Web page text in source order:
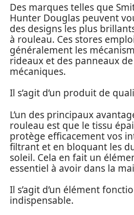
Des marques telles que
Hunter Douglas peuvent
des designs les plus
à rouleau. Ces stores
généralement les
rideaux et des panneaux
mécaniques.
Il s’agit d’un produit de
L’un des principaux
rouleau est que le tissu
protège efficacement vos
filtrant et en bloquant les
soleil. Cela en fait un
essentiel à avoir dans la
Il s’agit d’un élément
indispensable.